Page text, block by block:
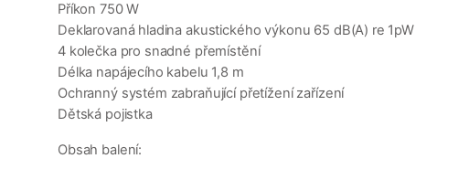
Příkon 750 W
Deklarovaná hladina akustického výkonu 65 dB(A) re 1pW
4 kolečka pro snadné přemístění
Délka napájecího kabelu 1,8 m
Ochranný systém zabraňující přetížení zařízení
Dětská pojistka
Obsah balení: